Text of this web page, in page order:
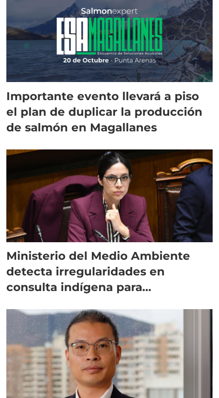
Importante evento llevará a piso
el plan de duplicar la producción
de salmón en Magallanes
Ministerio del Medio Ambiente
detecta irregularidades en
consulta indígena para